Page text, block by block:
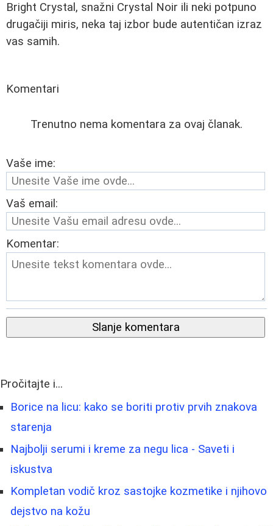
Bright Crystal, snažni Crystal Noir ili neki potpuno
drugačiji miris, neka taj izbor bude autentičan izraz
vas samih.
Komentari
Trenutno nema komentara za ovaj članak.
Vaše ime:
Vaš email:
Komentar:
Slanje komentara
Pročitajte i...
Borice na licu: kako se boriti protiv prvih znakova
starenja
Najbolji serumi i kreme za negu lica - Saveti i
iskustva
Kompletan vodič kroz sastojke kozmetike i njihovo
dejstvo na kožu